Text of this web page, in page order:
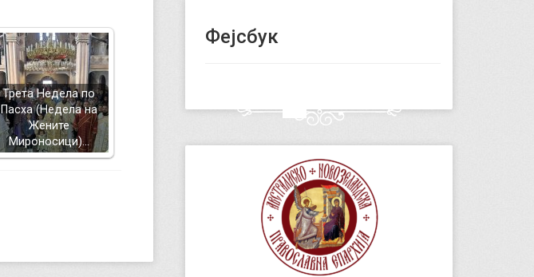
Трета Недела по
Пасха (Недела на
Жените
Мироносици)…
Фејсбук